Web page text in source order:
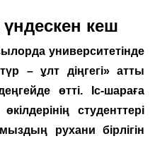
үндескен кеш
университетінде
– ұлт діңгегі» атты
өтті. Іс-шараға
студенттері
рухани бірлігін